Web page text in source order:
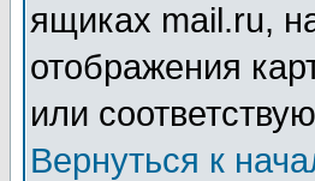
ящиках mail.ru,
отображения
или
Вернуться к